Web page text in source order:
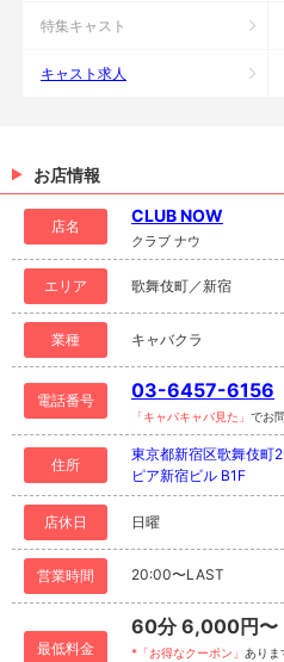
特集キャスト
キャスト求人
お店情報
店名
CLUB NOW
クラブ ナウ
エリア 歌舞伎町／新宿
業種 キャバクラ
電話番号 03-6457-6156
「キャバキャバ見た」 でお
住所
東京都新宿区歌舞伎町
ピア新宿ビル B1F
店休日 日曜
営業時間 20:00〜LAST
最低料金
60分 6,000円〜
*「お得なクーポン」 ありま